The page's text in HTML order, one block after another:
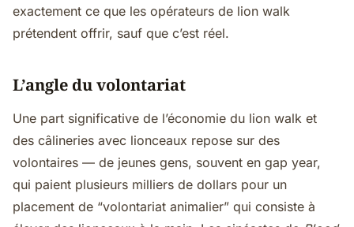
exactement ce que les opérateurs de lion walk
prétendent offrir, sauf que c’est réel.
L’angle du volontariat
Une part significative de l’économie du lion walk et
des câlineries avec lionceaux repose sur des
volontaires — de jeunes gens, souvent en gap year,
qui paient plusieurs milliers de dollars pour un
placement de “volontariat animalier” qui consiste à